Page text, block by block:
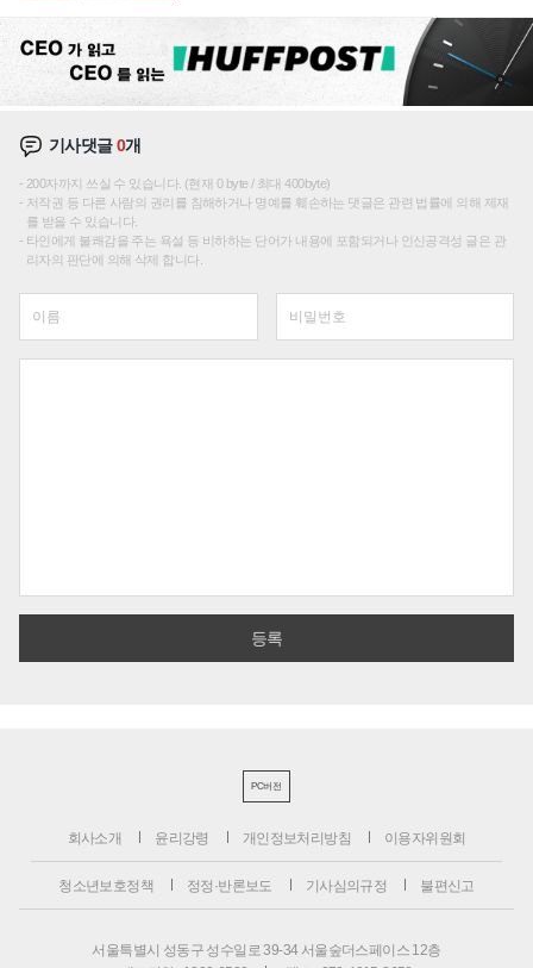
기사댓글0개
200자까지 쓰실 수 있습니다. (현재 0 byte / 최대 400byte)
저작권 등 다른 사람의 권리를 침해하거나 명예를 훼손하는 댓글은 관련 법률에 의해 제재
를 받을 수 있습니다.
타인에게 불쾌감을 주는 욕설 등 비하하는 단어가 내용에 포함되거나 인신공격성 글은 관
리자의 판단에 의해 삭제 합니다.
PC버전
회사소개 윤리강령 개인정보처리방침 이용자위원회
청소년보호정책 정정·반론보도 기사심의규정 불편신고
서울특별시 성동구 성수일로 39-34 서울숲더스페이스 12층